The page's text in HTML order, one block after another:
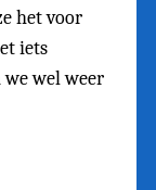
het voor
iets
we wel weer